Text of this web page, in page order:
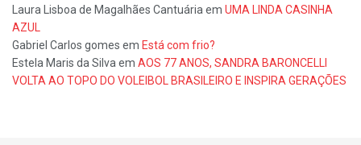
Laura Lisboa de Magalhães Cantuária em UMA LINDA CASINHA
AZUL
Gabriel Carlos gomes em Está com frio?
Estela Maris da Silva em AOS 77 ANOS, SANDRA BARONCELLI
VOLTA AO TOPO DO VOLEIBOL BRASILEIRO E INSPIRA GERAÇÕES